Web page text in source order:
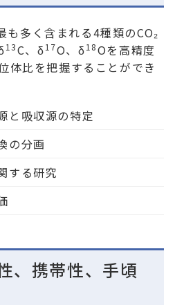
多く含まれる4種類のCO₂
13C、δ17O、δ18Oを高精度
体比を把握することができ
と吸収源の特定
の分画
する研究
、携帯性、手頃